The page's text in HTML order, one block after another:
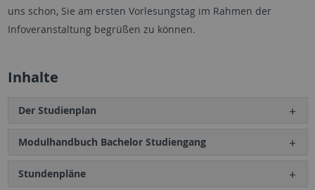
uns schon, Sie am ersten Vorlesungstag im Rahmen der
Infoveranstaltung begrüßen zu können.
Inhalte
Der Studienplan
Modulhandbuch Bachelor Studiengang
Stundenpläne